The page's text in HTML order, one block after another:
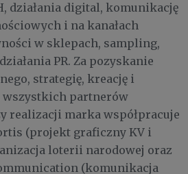
działania digital, komunikację
i na kanałach
w sklepach, sampling,
PR. Za pozyskanie
strategię, kreację i
wszystkich partnerów
realizacji marka współpracuje
(projekt graficzny KV i
loterii narodowej oraz
(komunikacja